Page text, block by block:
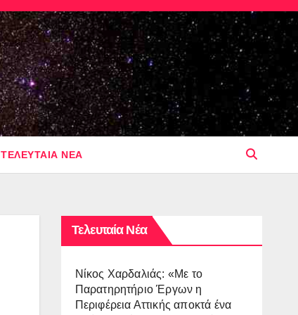
ΤΕΛΕΥΤΑΙΑ ΝΕΑ
Τελευταία Νέα
Νίκος Χαρδαλιάς: «Με το
Παρατηρητήριο Έργων η
Περιφέρεια Αττικής αποκτά ένα